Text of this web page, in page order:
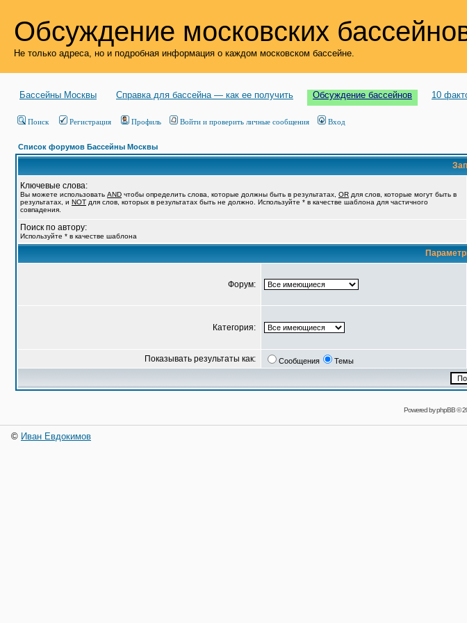
Обсуждение московских
Не только адреса, но и подробная информация о каждом московском бассейне.
Бассейны Москвы Справка для бассейна — как ее получить Обсуждение бассейнов 10
Поиск Регистрация Профиль Войти и проверить личные сообщения Вход
Список форумов Бассейны Москвы
Ключевые слова:
Вы можете использовать AND чтобы определить слова, которые должны быть в результатах, OR для слов, которые могут быть в
результатах, и NOT для слов, которых в результатах быть не должно. Используйте * в качестве шаблона для частичного
совпадения.
Поиск по автору:
Используйте * в качестве шаблона
Форум:
Категория:
Показывать результаты как: Сообщения Темы
Powered byphpBB©
© Иван Евдокимов